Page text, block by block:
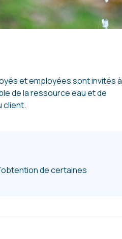
et employées sont invités à
de la ressource eau et de
client.
de certaines